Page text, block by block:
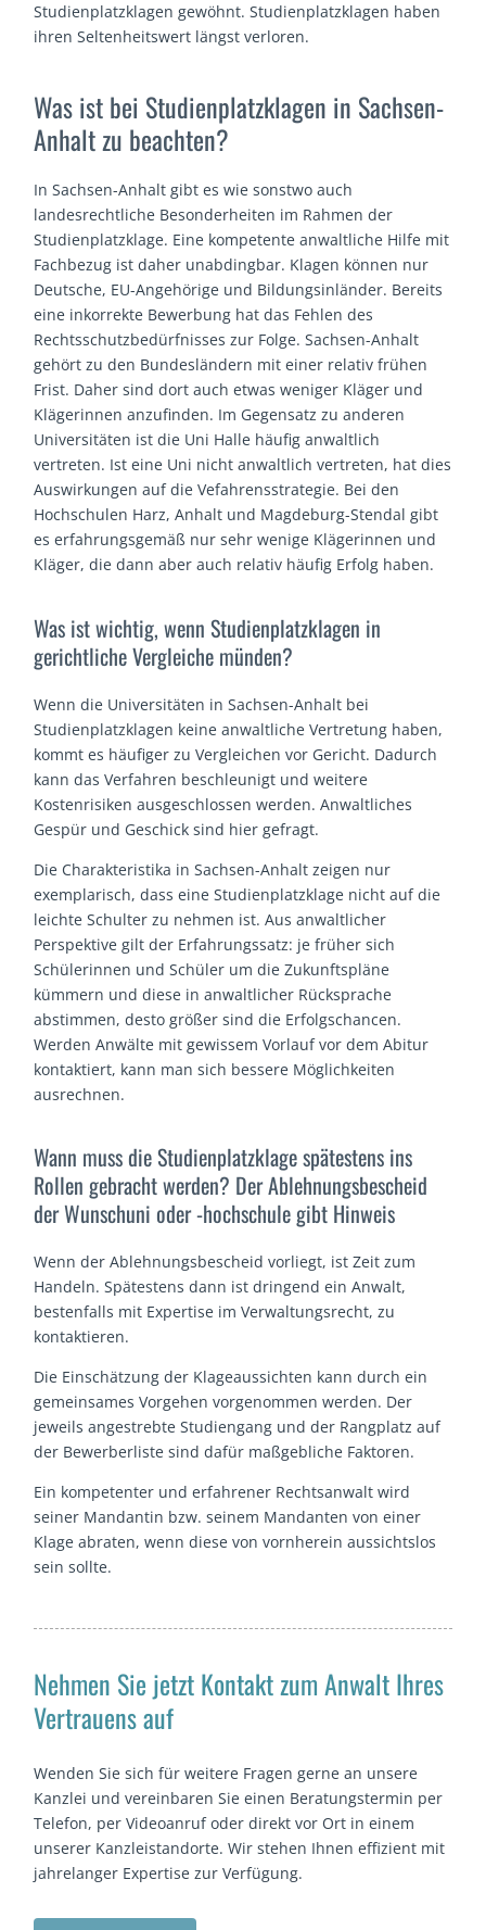
Studienplatzklagen gewöhnt. Studienplatzklagen haben
ihren Seltenheitswert längst verloren.
Was ist bei Studienplatzklagen in Sachsen-
Anhalt zu beachten?
In Sachsen-Anhalt gibt es wie sonstwo auch
landesrechtliche Besonderheiten im Rahmen der
Studienplatzklage. Eine kompetente anwaltliche Hilfe mit
Fachbezug ist daher unabdingbar. Klagen können nur
Deutsche, EU-Angehörige und Bildungsinländer. Bereits
eine inkorrekte Bewerbung hat das Fehlen des
Rechtsschutzbedürfnisses zur Folge. Sachsen-Anhalt
gehört zu den Bundesländern mit einer relativ frühen
Frist. Daher sind dort auch etwas weniger Kläger und
Klägerinnen anzufinden. Im Gegensatz zu anderen
Universitäten ist die Uni Halle häufig anwaltlich
vertreten. Ist eine Uni nicht anwaltlich vertreten, hat dies
Auswirkungen auf die Vefahrensstrategie. Bei den
Hochschulen Harz, Anhalt und Magdeburg-Stendal gibt
es erfahrungsgemäß nur sehr wenige Klägerinnen und
Kläger, die dann aber auch relativ häufig Erfolg haben.
Was ist wichtig, wenn Studienplatzklagen in
gerichtliche Vergleiche münden?
Wenn die Universitäten in Sachsen-Anhalt bei
Studienplatzklagen keine anwaltliche Vertretung haben,
kommt es häufiger zu Vergleichen vor Gericht. Dadurch
kann das Verfahren beschleunigt und weitere
Kostenrisiken ausgeschlossen werden. Anwaltliches
Gespür und Geschick sind hier gefragt.
Die Charakteristika in Sachsen-Anhalt zeigen nur
exemplarisch, dass eine Studienplatzklage nicht auf die
leichte Schulter zu nehmen ist. Aus anwaltlicher
Perspektive gilt der Erfahrungssatz: je früher sich
Schülerinnen und Schüler um die Zukunftspläne
kümmern und diese in anwaltlicher Rücksprache
abstimmen, desto größer sind die Erfolgschancen.
Werden Anwälte mit gewissem Vorlauf vor dem Abitur
kontaktiert, kann man sich bessere Möglichkeiten
ausrechnen.
Wann muss die Studienplatzklage spätestens ins
Rollen gebracht werden? Der Ablehnungsbescheid
der Wunschuni oder -hochschule gibt Hinweis
Wenn der Ablehnungsbescheid vorliegt, ist Zeit zum
Handeln. Spätestens dann ist dringend ein Anwalt,
bestenfalls mit Expertise im Verwaltungsrecht, zu
kontaktieren.
Die Einschätzung der Klageaussichten kann durch ein
gemeinsames Vorgehen vorgenommen werden. Der
jeweils angestrebte Studiengang und der Rangplatz auf
der Bewerberliste sind dafür maßgebliche Faktoren.
Ein kompetenter und erfahrener Rechtsanwalt wird
seiner Mandantin bzw. seinem Mandanten von einer
Klage abraten, wenn diese von vornherein aussichtslos
sein sollte.
Nehmen Sie jetzt Kontakt zum Anwalt Ihres
Vertrauens auf
Wenden Sie sich für weitere Fragen gerne an unsere
Kanzlei und vereinbaren Sie einen Beratungstermin per
Telefon, per Videoanruf oder direkt vor Ort in einem
unserer Kanzleistandorte. Wir stehen Ihnen effizient mit
jahrelanger Expertise zur Verfügung.